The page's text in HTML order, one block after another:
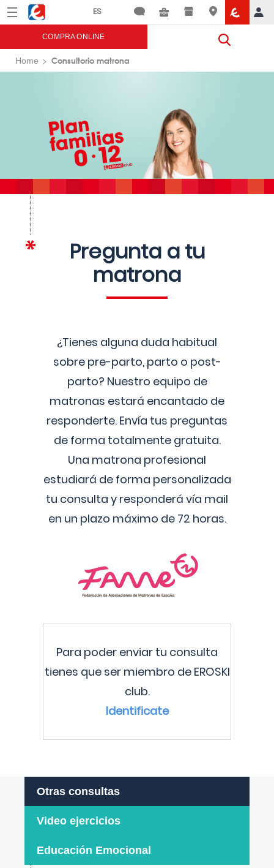
Menú Eroski
COMPRA ONLINE
Home Consultorio matrona
Pregunta a tu
matrona
¿Tienes alguna duda habitual
sobre pre-parto, parto o post-
parto? Nuestro equipo de
matronas estará encantado de
responderte. Envía tus preguntas
de forma totalmente gratuita.
Una matrona profesional
estudiará de forma personalizada
tu consulta y responderá vía mail
en un plazo máximo de 72 horas.
Para poder enviar tu consulta
tienes que ser miembro de EROSKI
club.
Identificate
Otras consultas
Video ejercicios
Educación Emocional